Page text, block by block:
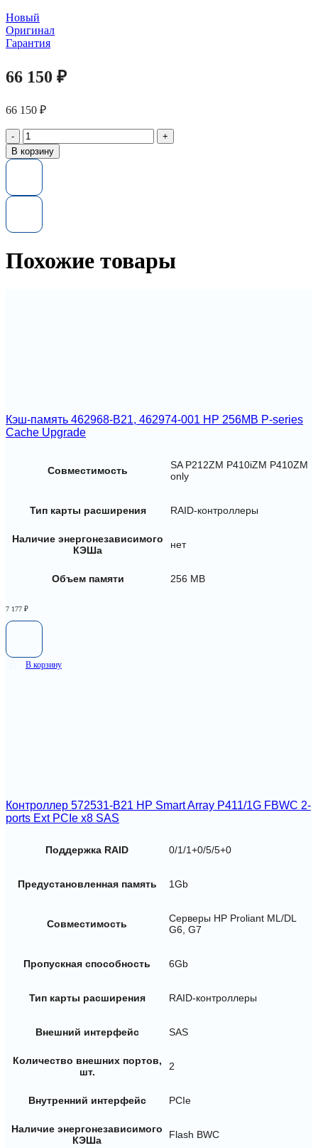
Новый
Оригинал
Гарантия
66 150 ₽
66 150 ₽
Количество
товара
Контроллер
4i
SAS
PCI-
4-
В корзину
Похожие товары
Кэш-память 462968-B21, 462974-001 HP 256MB P-series
Cache Upgrade
Совместимость
SA P212ZM P410iZM P410ZM
only
Тип карты расширения RAID-контроллеры
Наличие энергонезависимого
КЭШа
нет
Объем памяти 256 MB
7 177 ₽
В корзину
Контроллер 572531-B21 HP Smart Array P411/1G FBWC 2-
ports Ext PCIe x8 SAS
Поддержка RAID 0/1/1+0/5/5+0
Предустановленная память 1Gb
Совместимость
Серверы HP Proliant ML/DL
G6, G7
Пропускная способность 6Gb
Тип карты расширения RAID-контроллеры
Внешний интерфейс SAS
Количество внешних портов,
шт.
2
Внутренний интерфейс PCIe
Наличие энергонезависимого
КЭШа
Flash BWC